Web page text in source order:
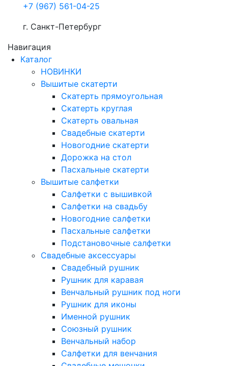
+7 (967) 561-04-25
г. Санкт-Петербург
Навигация
Каталог
НОВИНКИ
Вышитые скатерти
Скатерть прямоугольная
Скатерть круглая
Скатерть овальная
Свадебные скатерти
Новогодние скатерти
Дорожка на стол
Пасхальные скатерти
Вышитые салфетки
Салфетки с вышивкой
Салфетки на свадьбу
Новогодние салфетки
Пасхальные салфетки
Подстановочные салфетки
Свадебные аксессуары
Свадебный рушник
Рушник для каравая
Венчальный рушник под ноги
Рушник для иконы
Именной рушник
Союзный рушник
Венчальный набор
Салфетки для венчания